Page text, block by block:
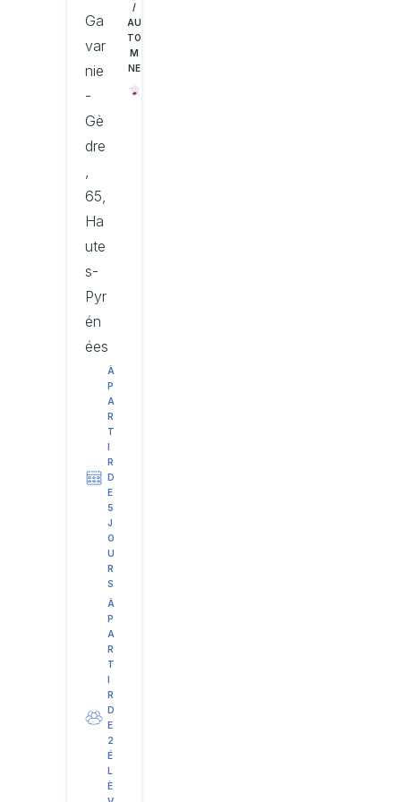
Ga
var
nie
-
Gè
dre
,
65,
Ha
ute
s-
Pyr
én
ées
À
P
A
R
T
R
D
E
5
J
O
U
R
S
À
P
A
R
T
R
D
E
2
É
L
È
/
AU
TO
M
NE